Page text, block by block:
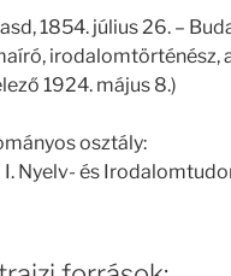
1854. július 26. –
irodalomtörténész,
1924. május 8.)
osztály:
I. Nyelv- és